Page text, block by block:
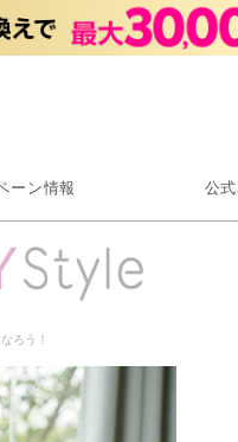
ーン情報 公
Rakuten
ろう！